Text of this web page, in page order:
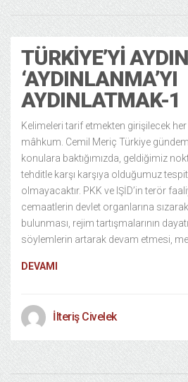
TÜRKIYE’YI
‘AYDINLANMA’YI
AYDINLATMAK-1
Kelimeleri tarif etmekten girişilecek her
mâhkum. Cemil Meriç Türkiye
konulara baktığımızda, geldiğimiz
tehditle karşı karşıya olduğumuz
olmayacaktır. PKK ve IŞİD’in terör
cemaatlerin devlet organlarına
bulunması, rejim tartışmalarının
söylemlerin artarak devam etmesi,
DEVAMI
İlteriş Civelek